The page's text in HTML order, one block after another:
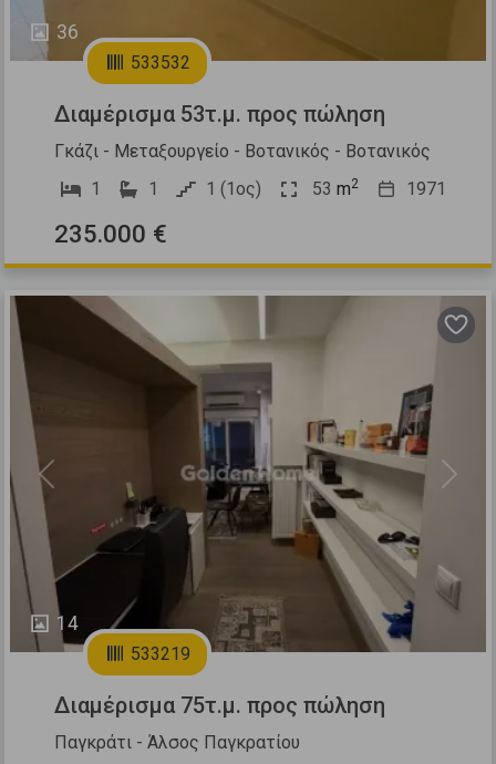
36
533532
Διαμέρισμα 53τ.μ. προς πώληση
Γκάζι - Μεταξουργείο - Βοτανικός - Βοτανικός
1
1 1 (1ος) 53 m2 1971
235.000 €
14
Previous Next
533219
Διαμέρισμα 75τ.μ. προς πώληση
Παγκράτι - Άλσος Παγκρατίου